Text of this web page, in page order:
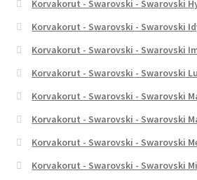
Korvakorut - Swarovski - Swarovski
Korvakorut - Swarovski - Swarovski
Korvakorut - Swarovski - Swarovski
Korvakorut - Swarovski - Swarovski
Korvakorut - Swarovski - Swarovski
Korvakorut - Swarovski - Swarovski
Korvakorut - Swarovski - Swarovski
Korvakorut - Swarovski - Swarovski